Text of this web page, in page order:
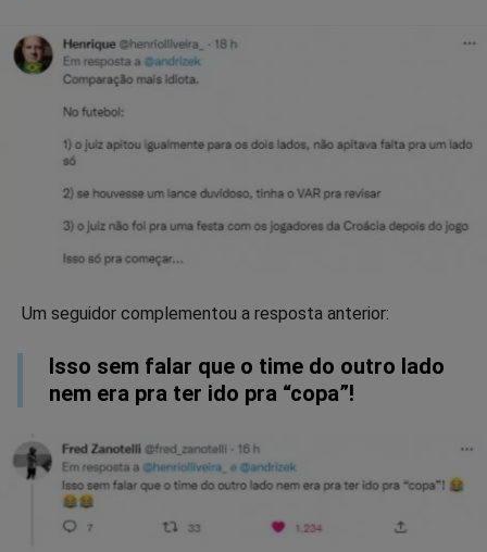
Um seguidor complementou a resposta anterior:
Isso sem falar que o time do outro lado
nem era pra ter ido pra “copa”!